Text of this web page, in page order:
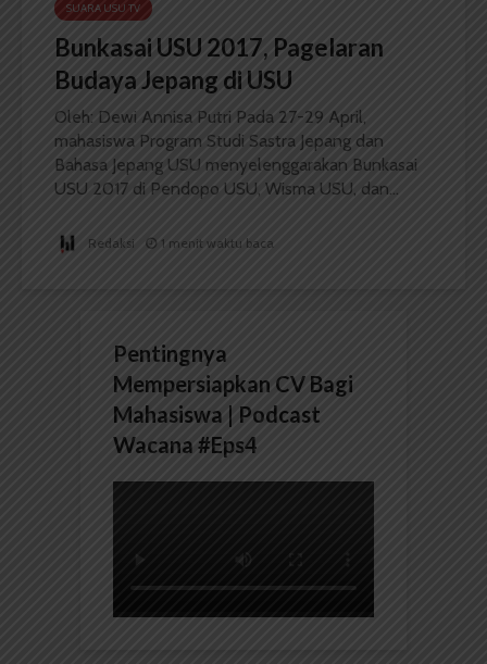
SUARA USU TV
Bunkasai USU 2017, Pagelaran
Budaya Jepang di USU
Oleh: Dewi Annisa Putri Pada 27-29 April,
mahasiswa Program Studi Sastra Jepang dan
Bahasa Jepang USU menyelenggarakan Bunkasai
USU 2017 di Pendopo USU, Wisma USU, dan...
Redaksi 1 menit waktu baca
Pentingnya
Mempersiapkan CV Bagi
Mahasiswa | Podcast
Wacana #Eps4